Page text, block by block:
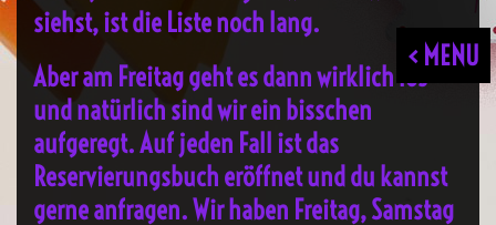
< MENU
siehst, ist die Liste noch lang.
Aber am Freitag geht es dann wirklich los
und natürlich sind wir ein bisschen
aufgeregt. Auf jeden Fall ist das
Reservierungsbuch eröffnet und du kannst
gerne anfragen. Wir haben Freitag, Samstag